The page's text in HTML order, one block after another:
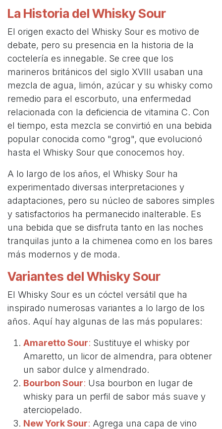
La Historia del Whisky Sour
El origen exacto del Whisky Sour es motivo de
debate, pero su presencia en la historia de la
coctelería es innegable. Se cree que los
marineros británicos del siglo XVIII usaban una
mezcla de agua, limón, azúcar y su whisky como
remedio para el escorbuto, una enfermedad
relacionada con la deficiencia de vitamina C. Con
el tiempo, esta mezcla se convirtió en una bebida
popular conocida como "grog", que evolucionó
hasta el Whisky Sour que conocemos hoy.
A lo largo de los años, el Whisky Sour ha
experimentado diversas interpretaciones y
adaptaciones, pero su núcleo de sabores simples
y satisfactorios ha permanecido inalterable. Es
una bebida que se disfruta tanto en las noches
tranquilas junto a la chimenea como en los bares
más modernos y de moda.
Variantes del Whisky Sour
El Whisky Sour es un cóctel versátil que ha
inspirado numerosas variantes a lo largo de los
años. Aquí hay algunas de las más populares:
Amaretto Sour: Sustituye el whisky por
Amaretto, un licor de almendra, para obtener
un sabor dulce y almendrado.
Bourbon Sour: Usa bourbon en lugar de
whisky para un perfil de sabor más suave y
aterciopelado.
New York Sour: Agrega una capa de vino